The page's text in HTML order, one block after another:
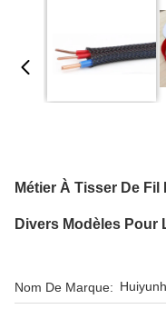
Métier À Tisser De
Divers Modèles Pour
Nom De Marque: